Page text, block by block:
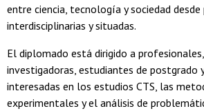
entre ciencia, tecnología y sociedad desde
interdisciplinarias y situadas.
El diplomado está dirigido a
investigadoras, estudiantes de postgrado
interesadas en los estudios CTS, las
experimentales y el análisis de